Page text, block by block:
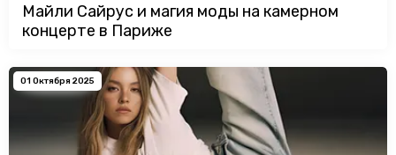
Майли Сайрус и магия моды на камерном
концерте в Париже
01 Октября 2025